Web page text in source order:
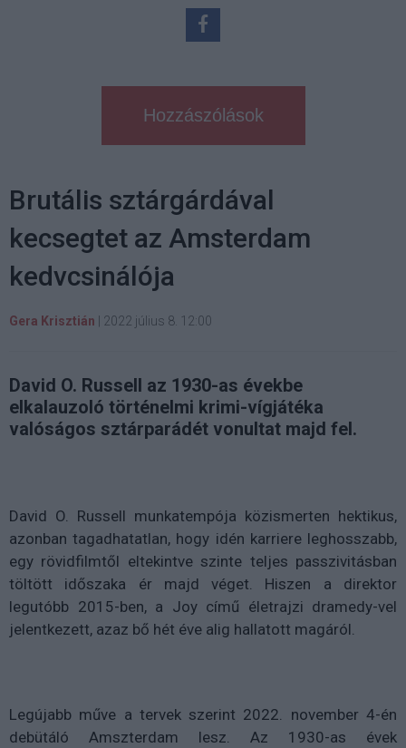
Hozzászólások
Brutális sztárgárdával
kecsegtet az Amsterdam
kedvcsinálója
Gera Krisztián 2022 július 8. 12:00
David O. Russell az 1930-as évekbe
elkalauzoló történelmi krimi-vígjátéka
valóságos sztárparádét vonultat majd fel.
David O. Russell munkatempója közismerten hektikus,
azonban tagadhatatlan, hogy idén karriere leghosszabb,
egy rövidfilmtől eltekintve szinte teljes passzivitásban
töltött időszaka ér majd véget. Hiszen a direktor
legutóbb 2015-ben, a Joy című életrajzi dramedy-vel
jelentkezett, azaz bő hét éve alig hallatott magáról.
Legújabb műve a tervek szerint 2022. november 4-én
debütáló Amszterdam lesz. Az 1930-as évek